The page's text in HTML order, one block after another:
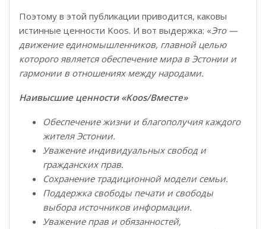
Поэтому в этой публикации приводится, каковы
истинные ценности Koos. И вот выдержка: «Это —
движение единомышленников, главной целью
которого является обеспечение мира в Эстонии и
гармонии в отношениях между народами.
Наивысшие ценности «Koos/Вместе»
Обеспечение жизни и благополучия каждого
жителя Эстонии.
Уважение индивидуальных свобод и
гражданских прав.
Сохранение традиционной модели семьи.
Поддержка свободы печати и свободы
выбора источников информации.
Уважение прав и обязанностей,